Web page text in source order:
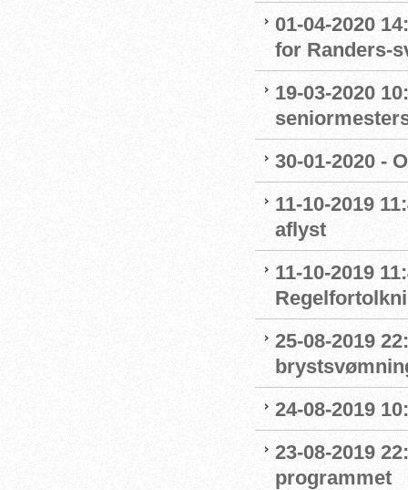
01-04-2020
for Randers-
19-03-2020
30-01-2020 -
11-10-2019
aflyst
11-10-2019
25-08-2019
24-08-2019
23-08-2019
programmet